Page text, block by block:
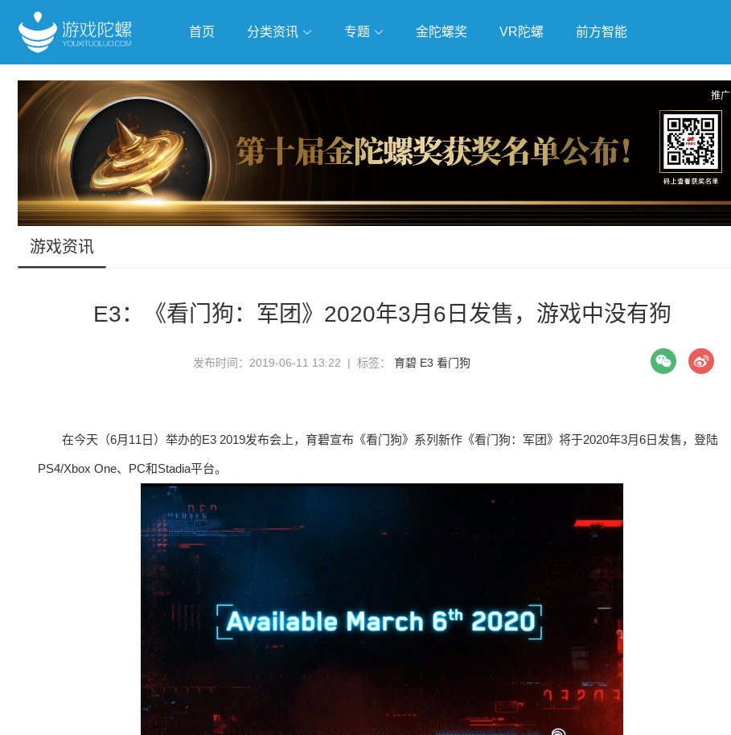
首页 分类资讯 专题
抢滩全球 人工智能 武侠游戏 独立游戏 云游戏
跨界Talk
金陀螺奖 VR陀螺 前方智能
推广
游戏资讯
E3：《看门狗：军团》2020年3月6日发售，游戏中没有狗
发布时间：2019-06-11 13:22 | 标签： 育碧 E3 看门狗
在今天（6月11日）举办的E3 2019发布会上，育碧宣布《看门狗》系列新作《看门狗：军团》将于2020年3月6日发售，登陆
PS4/Xbox One、PC和Stadia平台。